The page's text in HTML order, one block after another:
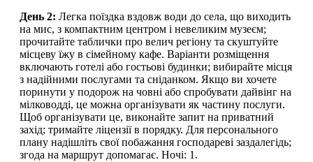
День 2: Легка поїздка вздовж води до села, що виходить
на мис, з компактним центром і невеликим музеєм;
прочитайте таблички про велич регіону та скуштуйте
місцеву їжу в сімейному кафе. Варіанти розміщення
включають готелі або гостьові будинки; вибирайте місця
з надійними послугами та сніданком. Якщо ви хочете
поринути у подорож на човні або спробувати дайвінг на
мілководді, це можна організувати як частину послуги.
Щоб організувати це, виконайте запит на приватний
захід; тримайте ліцензії в порядку. Для персонального
плану надішліть свої побажання господареві заздалегідь;
згода на маршрут допомагає. Ночі: 1.